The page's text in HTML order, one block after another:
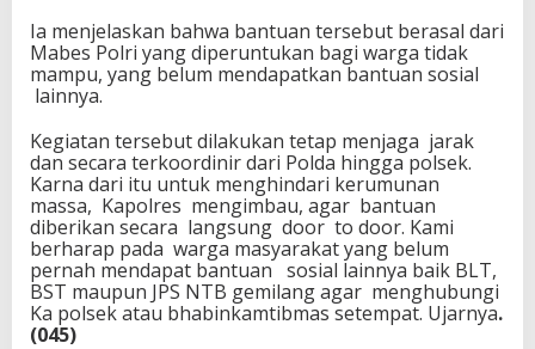
Ia menjelaskan bahwa bantuan tersebut berasal dari
Mabes Polri yang diperuntukan bagi warga tidak
mampu, yang belum mendapatkan bantuan sosial
lainnya.
Kegiatan tersebut dilakukan tetap menjaga jarak
dan secara terkoordinir dari Polda hingga polsek.
Karna dari itu untuk menghindari kerumunan
massa, Kapolres mengimbau, agar bantuan
diberikan secara langsung door to door. Kami
berharap pada warga masyarakat yang belum
pernah mendapat bantuan sosial lainnya baik BLT,
BST maupun JPS NTB gemilang agar menghubungi
Ka polsek atau bhabinkamtibmas setempat. Ujarnya.
(045)